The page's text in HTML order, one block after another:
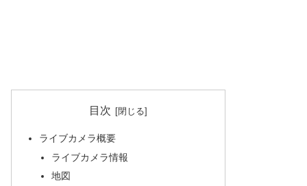
目次
ライブカメラ概要
ライブカメラ情報
地図